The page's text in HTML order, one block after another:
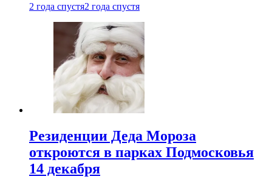
2 года спустя2 года спустя
Резиденции Деда Мороза
откроются в парках Подмосковья
14 декабря